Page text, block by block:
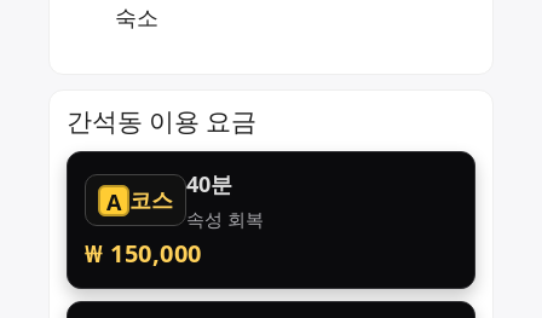
숙소
간석동 이용 요금
A 코스
40분
속성 회복
₩ 150,000